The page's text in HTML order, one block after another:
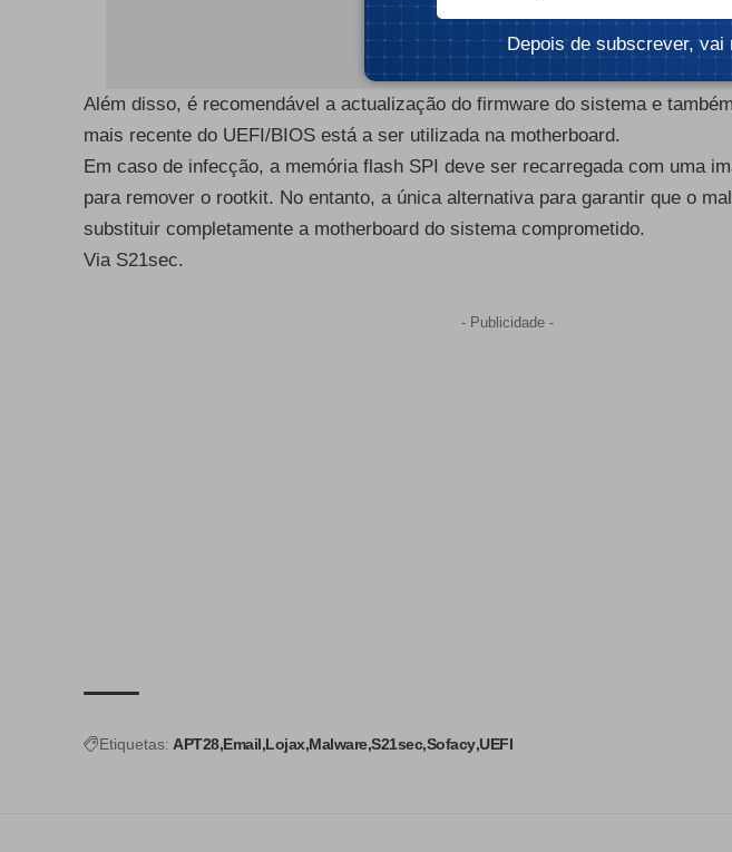
Além disso, é recomendável a actualização do firmware do sistema e
mais recente do UEFI/BIOS está a ser utilizada na motherboard.
Em caso de infecção, a memória flash SPI deve ser recarregada com uma
para remover o rootkit. No entanto, a única alternativa para garantir que o
substituir completamente a motherboard do sistema comprometido.
Via S21sec.
- Publicidade -
Etiquetas: APT28 Email Lojax Malware S21sec Sofacy UEFI
Depois de subscrever,